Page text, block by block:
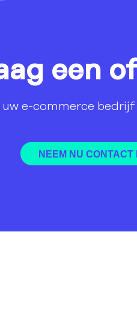
een
e-commerce
NEEM NU CONTACT